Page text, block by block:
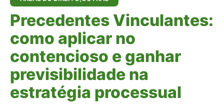
Precedentes Vinculantes:
como aplicar no
contencioso e ganhar
previsibilidade na
estratégia processual